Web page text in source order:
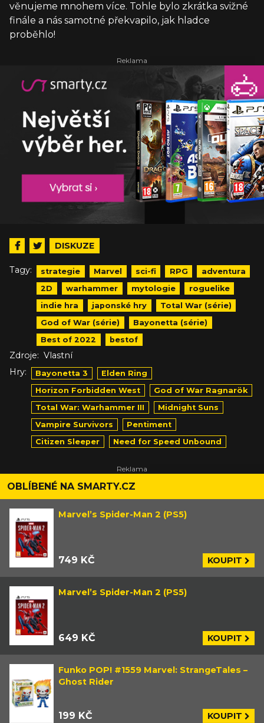
věnujeme mnohem více. Tohle bylo zkrátka svižné
finále a nás samotné překvapilo, jak hladce
proběhlo!
DISKUZE
Tagy: strategie Marvel sci-fi RPG
adventura
2D
warhammer mytologie
roguelike
indie hra
japonské hry
Total War (série)
God of War (série)
Bayonetta (série)
Best of 2022
bestof
Zdroje: Vlastní
Hry:
Bayonetta 3
Elden Ring
Horizon Forbidden West
God of War Ragnarök
Total War: Warhammer III
Midnight Suns
Vampire Survivors
Pentiment
Citizen Sleeper
Need for Speed Unbound
OBLÍBENÉ NA SMARTY.CZ
Marvel’s Spider-Man 2 (PS5)
749 KČ KOUPIT
Marvel’s Spider-Man 2 (PS5)
649 KČ KOUPIT
Funko POP! #1559 Marvel: StrangeTales –
Ghost Rider
199 KČ KOUPIT